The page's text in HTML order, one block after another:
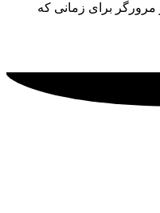
مرورگر برای زمانی که